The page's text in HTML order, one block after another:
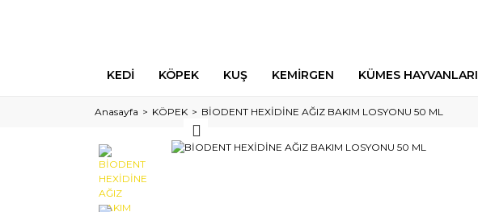
KEDİ KÖPEK KUŞ KEMİRGEN KÜMES HAYVANLARI
Anasayfa KÖPEK BİODENT HEXİDİNE AĞIZ BAKIM LOSYONU 50 ML